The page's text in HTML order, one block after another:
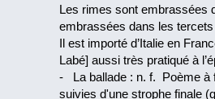
Les rimes sont embrassées
embrassées dans les
Il est importé d’Italie en
Labé] aussi très pratiqué à
- La ballade : n. f. Poème à
suivies d'une strophe finale